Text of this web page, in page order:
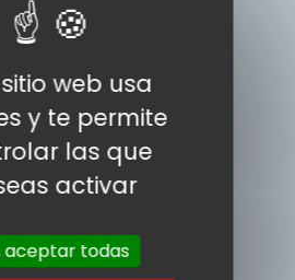
web usa
y te permite
las que
activar
aceptar todas